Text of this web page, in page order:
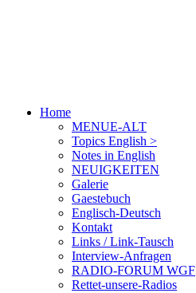
Home
MENUE-ALT
Topics English >
Notes in English
NEUIGKEITEN
Galerie
Gaestebuch
Englisch-Deutsch
Kontakt
Links / Link-Tausch
Interview-Anfragen
RADIO-FORUM WGF
Rettet-unsere-Radios